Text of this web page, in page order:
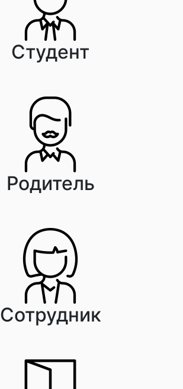
Студент
Родитель
Сотрудник